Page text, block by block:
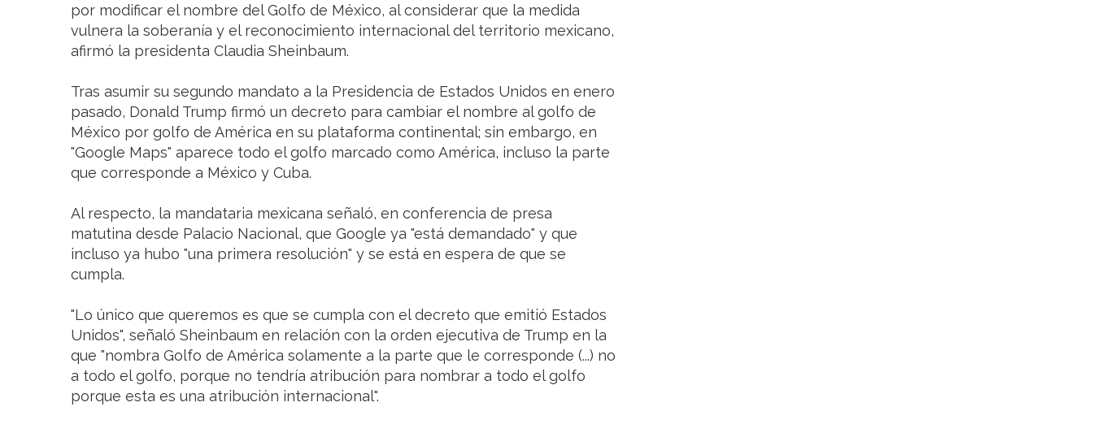
por modificar el nombre del Golfo de México, al considerar que la medida
vulnera la soberanía y el reconocimiento internacional del territorio mexicano,
afirmó la presidenta Claudia Sheinbaum.
Tras asumir su segundo mandato a la Presidencia de Estados Unidos en enero
pasado, Donald Trump firmó un decreto para cambiar el nombre al golfo de
México por golfo de América en su plataforma continental; sin embargo, en
"Google Maps" aparece todo el golfo marcado como América, incluso la parte
que corresponde a México y Cuba.
Al respecto, la mandataria mexicana señaló, en conferencia de presa
matutina desde Palacio Nacional, que Google ya "está demandado" y que
incluso ya hubo "una primera resolución" y se está en espera de que se
cumpla.
"Lo único que queremos es que se cumpla con el decreto que emitió Estados
Unidos", señaló Sheinbaum en relación con la orden ejecutiva de Trump en la
que "nombra Golfo de América solamente a la parte que le corresponde (...) no
a todo el golfo, porque no tendría atribución para nombrar a todo el golfo
porque esta es una atribución internacional".